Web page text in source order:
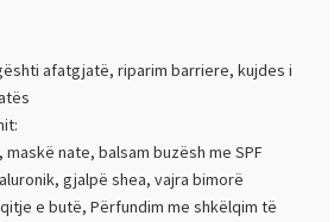
afatgjatë, riparim barriere, kujdes i
nate, balsam buzësh me SPF
gjalpë shea, vajra bimorë
e butë, Përfundim me shkëlqim të